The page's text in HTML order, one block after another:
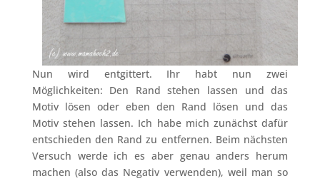
Nun wird entgittert. Ihr habt nun zwei
Möglichkeiten: Den Rand stehen lassen und das
Motiv lösen oder eben den Rand lösen und das
Motiv stehen lassen. Ich habe mich zunächst dafür
entschieden den Rand zu entfernen. Beim nächsten
Versuch werde ich es aber genau anders herum
machen (also das Negativ verwenden), weil man so